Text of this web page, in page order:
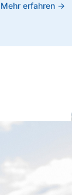
Mehr erfahren →